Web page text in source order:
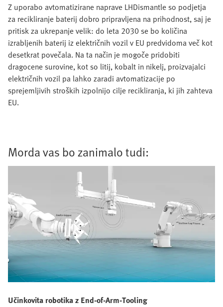
Z uporabo avtomatizirane naprave LHDismantle so podjetja
za recikliranje baterij dobro pripravljena na prihodnost, saj je
pritisk za ukrepanje velik: do leta 2030 se bo količina
izrabljenih baterij iz električnih vozil v EU predvidoma več kot
desetkrat povečala. Na ta način je mogoče pridobiti
dragocene surovine, kot so litij, kobalt in nikelj, proizvajalci
električnih vozil pa lahko zaradi avtomatizacije po
sprejemljivih stroških izpolnijo cilje recikliranja, ki jih zahteva
EU.
Morda vas bo zanimalo tudi:
Učinkovita robotika z End-of-Arm-Tooling